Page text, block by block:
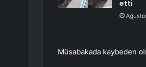
etti
Müsabakada kaybeden